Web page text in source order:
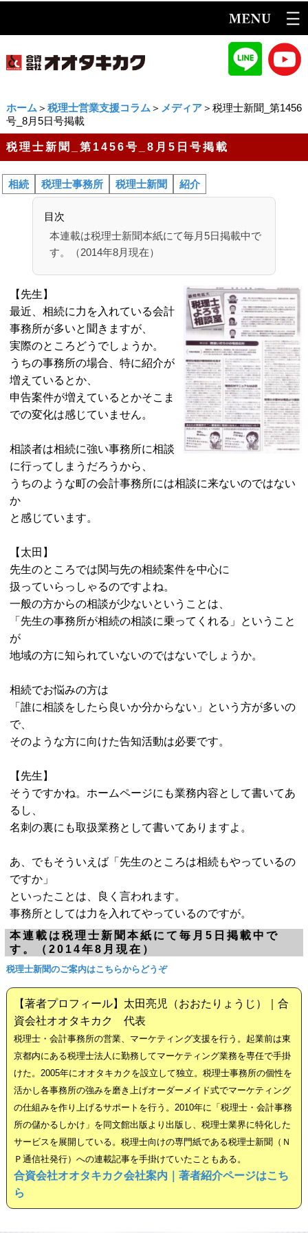
ホーム ＞ 税理士営業支援コラム ＞ メディア＞税理士新聞_第1456
号_8月5日号掲載
税理士新聞_第1456号_8月5日号掲載
相続 税理士事務所 税理士新聞 紹介
目次
本連載は税理士新聞本紙にて毎月5日掲載中で
す。（2014年8月現在）
【先生】
最近、相続に力を入れている会計
事務所が多いと聞きますが、
実際のところどうでしょうか。
うちの事務所の場合、特に紹介が
増えているとか、
申告案件が増えているとかそこま
での変化は感じていません。
相談者は相続に強い事務所に相談
に行ってしまうだろうから、
うちのような町の会計事務所には相談に来ないのではない
か
と感じています。
【太田】
先生のところでは関与先の相続案件を中心に
扱っていらっしゃるのですよね。
一般の方からの相談が少ないということは、
「先生の事務所が相続の相談に乗ってくれる」ということ
が
地域の方に知られていないのではないでしょうか。
相続でお悩みの方は
「誰に相談をしたら良いか分からない」という方が多いの
で、
そのような方に向けた告知活動は必要です。
【先生】
そうですかね。ホームページにも業務内容として書いてあ
るし、
名刺の裏にも取扱業務として書いてありますよ。
あ、でもそういえば「先生のところは相続もやっているの
ですか」
といったことは、良く言われます。
事務所としては力を入れてやっているのですが。
本連載は税理士新聞本紙にて毎月5日掲載中で
す。（2014年8月現在）
税理士新聞のご案内はこちらからどうぞ
【著者プロフィール】太田亮児（おおたりょうじ）｜合
資会社オオタキカク 代表
税理士・会計事務所の営業、マーケティング支援を行う。起業前は東
京都内にある税理士法人に勤務してマーケティング業務を専任で手掛
けた。2005年にオオタキカクを設立して独立。税理士事務所の個性を
活かし各事務所の強みを磨き上げオーダーメイド式でマーケティング
の仕組みを作り上げるサポートを行う。2010年に「税理士・会計事務
所の儲かるしかけ」を同文館出版より出版し、税理士業界に特化した
サービスを展開している。税理士向けの専門紙である税理士新聞（Ｎ
Ｐ通信社発行）への連載記事を手掛けていたこともある。
合資会社オオタキカク会社案内｜著者紹介ページはこち
ら